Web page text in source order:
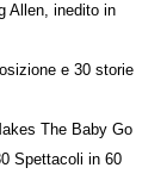
Allen, inedito in
e 30 storie
The Baby Go
Spettacoli in 60